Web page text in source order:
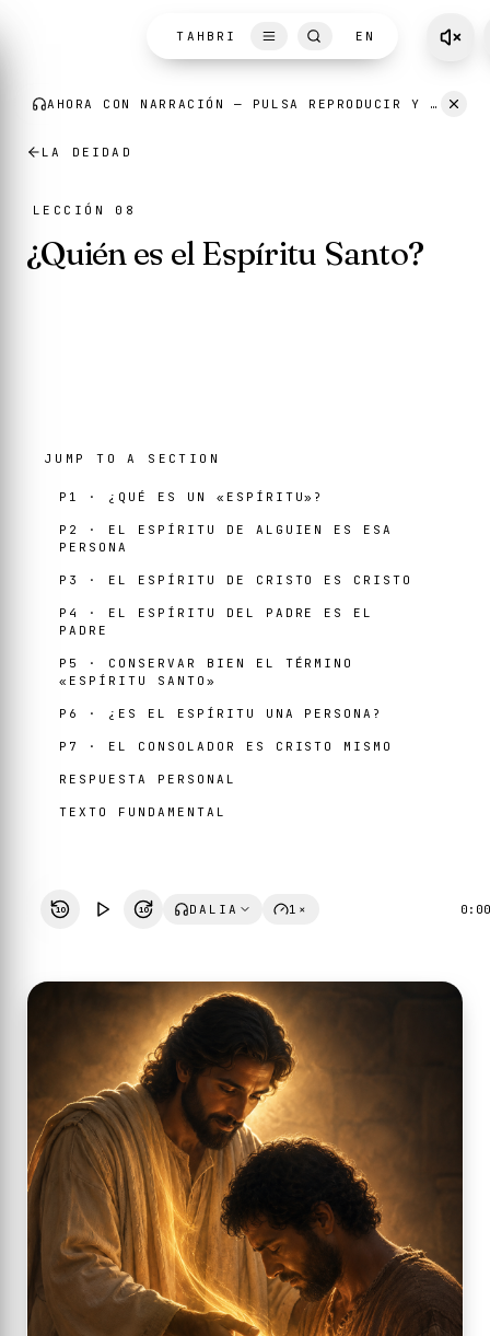
TAHBRI EN
LA DEIDAD
LECCIÓN 08
¿Quién es el Espíritu Santo?
JUMP TO A SECTION
P1 · ¿QUÉ ES UN «ESPÍRITU»?
P2 · EL ESPÍRITU DE ALGUIEN ES ESA
PERSONA
P3 · EL ESPÍRITU DE CRISTO ES CRISTO
P4 · EL ESPÍRITU DEL PADRE ES EL
PADRE
P5 · CONSERVAR BIEN EL TÉRMINO
«ESPÍRITU SANTO»
P6 · ¿ES EL ESPÍRITU UNA PERSONA?
P7 · EL CONSOLADOR ES CRISTO MISMO
RESPUESTA PERSONAL
TEXTO FUNDAMENTAL
10 10 DALIA 1× 0:00